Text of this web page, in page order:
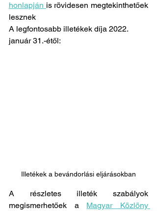
honlapján is rövidesen megtekinthetőek
lesznek
A legfontosabb illetékek díja 2022.
január 31.-étől:
Illetékek a bevándorlási eljárásokban
A részletes illeték szabályok
megismerhetőek a Magyar Közlöny